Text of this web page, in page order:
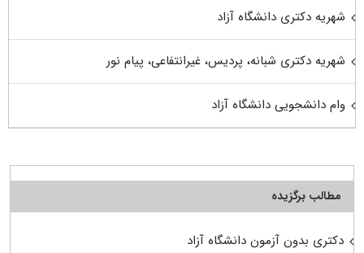
شهریه دکتری دانشگاه آزاد
شهریه دکتری شبانه، پردیس، غیرانتفاعی، پیام نور
وام دانشجویی دانشگاه آزاد
مطالب برگزیده
دکتری بدون آزمون دانشگاه آزاد